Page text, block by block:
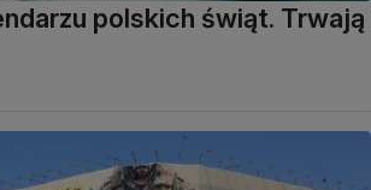
polskich świąt. Trwają